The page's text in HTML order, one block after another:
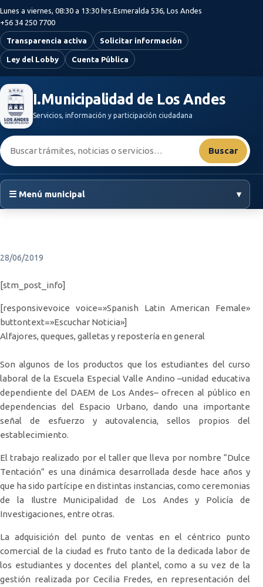
Saltar al contenido principal
Lunes a viernes, 08:30 a 13:30 hrs.Esmeralda 536, Los Andes
+56 34 250 7700
Transparencia activa Solicitar información
Ley del Lobby Cuenta Pública
I.Municipalidad de Los Andes
Servicios, información y participación ciudadana
Buscar:
Buscar
☰ Menú municipal ▾
28/06/2019
[stm_post_info]
[responsivevoice voice=»Spanish Latin American Female»
buttontext=»Escuchar Noticia»]
Alfajores, queques, galletas y repostería en general
Son algunos de los productos que los estudiantes del curso
laboral de la Escuela Especial Valle Andino –unidad educativa
dependiente del DAEM de Los Andes– ofrecen al público en
dependencias del Espacio Urbano, dando una importante
señal de esfuerzo y autovalencia, sellos propios del
establecimiento.
El trabajo realizado por el taller que lleva por nombre “Dulce
Tentación” es una dinámica desarrollada desde hace años y
que ha sido partícipe en distintas instancias, como ceremonias
de la Ilustre Municipalidad de Los Andes y Policía de
Investigaciones, entre otras.
La adquisición del punto de ventas en el céntrico punto
comercial de la ciudad es fruto tanto de la dedicada labor de
los estudiantes y docentes del plantel, como a su vez de la
gestión realizada por Cecilia Fredes, en representación del